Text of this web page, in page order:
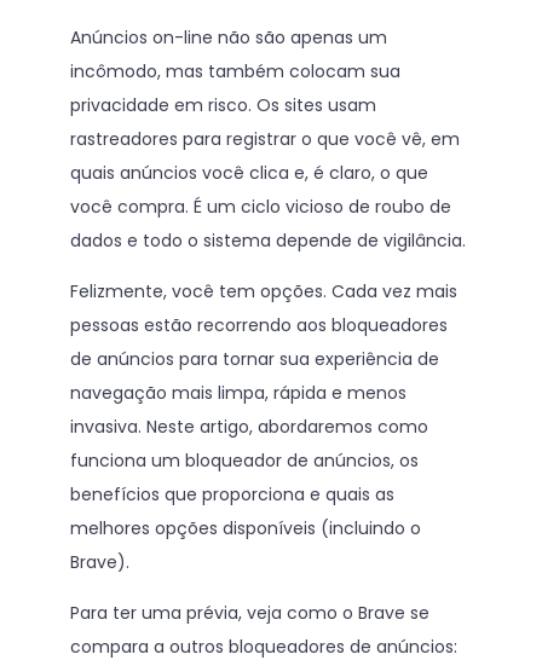
Anúncios on-line não são apenas um
incômodo, mas também colocam sua
privacidade em risco. Os sites usam
rastreadores para registrar o que você vê, em
quais anúncios você clica e, é claro, o que
você compra. É um ciclo vicioso de roubo de
dados e todo o sistema depende de vigilância.
Felizmente, você tem opções. Cada vez mais
pessoas estão recorrendo aos bloqueadores
de anúncios para tornar sua experiência de
navegação mais limpa, rápida e menos
invasiva. Neste artigo, abordaremos como
funciona um bloqueador de anúncios, os
benefícios que proporciona e quais as
melhores opções disponíveis (incluindo o
Brave).
Para ter uma prévia, veja como o Brave se
compara a outros bloqueadores de anúncios: